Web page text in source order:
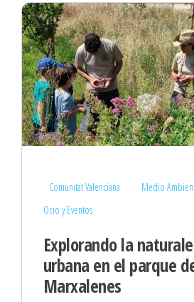
Comunitat Valenciana Medio
Ocio y Eventos
Explorando la
urbana en el parque
Marxalenes